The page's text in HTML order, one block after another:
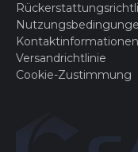
Spiegel rechts
Kontaktinformationen
Versandrichtlinie
Cookie-Zustimmung